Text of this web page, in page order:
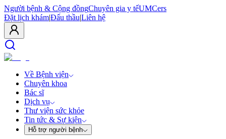
Người bệnh & Cộng đồngChuyên gia y tếUMCers
Đặt lịch khám|Đấu thầu|Liên hệ
Về Bệnh viện
Chuyên khoa
Bác sĩ
Dịch vụ
Thư viện sức khỏe
Tin tức & Sự kiện
Hỗ trợ người bệnh